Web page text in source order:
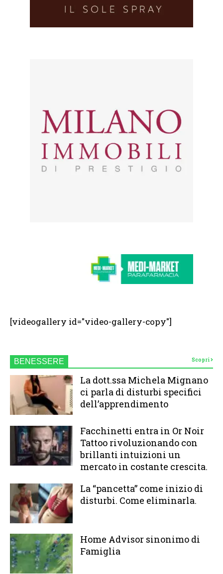
[videogallery id="video-gallery-copy"]
BENESSERE Scopri
La dott.ssa Michela Mignano
ci parla di disturbi specifici
dell’apprendimento
Facchinetti entra in Or Noir
Tattoo rivoluzionando con
brillanti intuizioni un
mercato in costante crescita.
La “pancetta” come inizio di
disturbi. Come eliminarla.
Home Advisor sinonimo di
Famiglia